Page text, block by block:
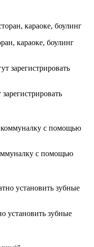
караоке, боулинг
с помощью
установить зубные